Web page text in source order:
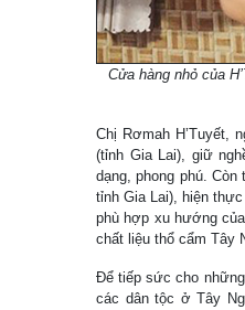
Cửa hàng nhỏ của
Chị Rơmah H’Tuyết,
(tỉnh Gia Lai), giữ
dạng, phong phú.
tỉnh Gia Lai), hiện
phù hợp xu hướng
chất liệu thổ cẩm Tây
Để tiếp sức cho
các dân tộc ở Tây